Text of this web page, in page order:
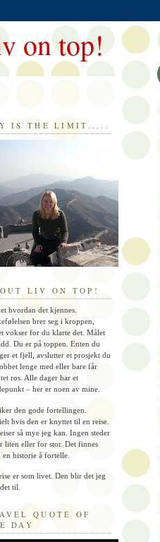
on top!
IS THE LIMIT.....
LIV ON TOP!
hvordan det kjennes.
brer seg i kroppen,
vokser for du klarte det. Målet
Du er på toppen. Enten du
et fjell, avslutter et prosjekt du
lenge med eller bare får
ros. Alle dager har et
– her er noen av mine.
den gode fortellingen.
hvis den er knyttet til en reise.
så mye jeg kan. Ingen steder
liten eller for stor. Det finnes
en historie å fortelle.
er som livet. Den blir det jeg
til.
QUOTE OF
DAY